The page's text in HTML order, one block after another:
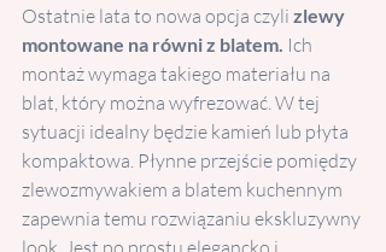
Ostatnie lata to nowa opcja czyli zlewy
montowane na równi z blatem. Ich
montaż wymaga takiego materiału na
blat, który można wyfrezować. W tej
sytuacji idealny będzie kamień lub płyta
kompaktowa. Płynne przejście pomiędzy
zlewozmywakiem a blatem kuchennym
zapewnia temu rozwiązaniu ekskluzywny